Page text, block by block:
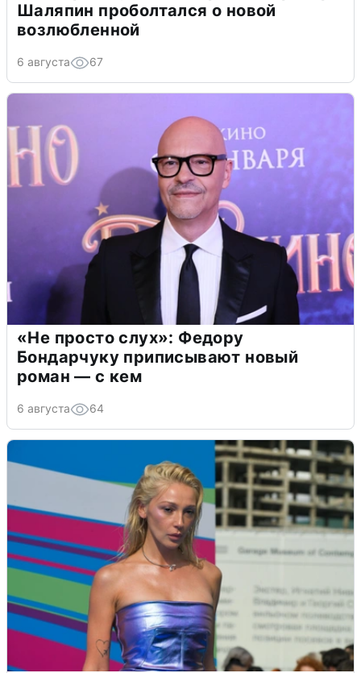
Шаляпин проболтался о новой
возлюбленной
6 августа 67
«Не просто слух»: Федору
Бондарчуку приписывают новый
роман — с кем
6 августа 64